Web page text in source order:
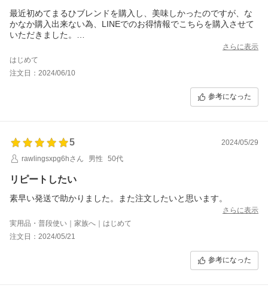
最近初めてまるひブレンドを購入し、美味しかったのですが、な
かなか購入出来ない為、LINEでのお得情報でこちらを購入させて
いただきました。
美味しいお米の炊き方の紙になるべく近い状態で炊いてみたら、
美味しかったです。
ご丁寧に手書きでメッセージもいただいたり、LINE登録してる人
へお得に購入できる様にされていたり、会社のイメージもとても
さらに表示
はじめて
注文日：2024/06/10
参考になった
5
2024/05/29
rawlingsxpg6hさん
男性 50代
リピートしたい
素早い発送で助かりました。また注文したいと思います。
さらに表示
実用品・普段使い｜家族へ｜はじめて
注文日：2024/05/21
参考になった